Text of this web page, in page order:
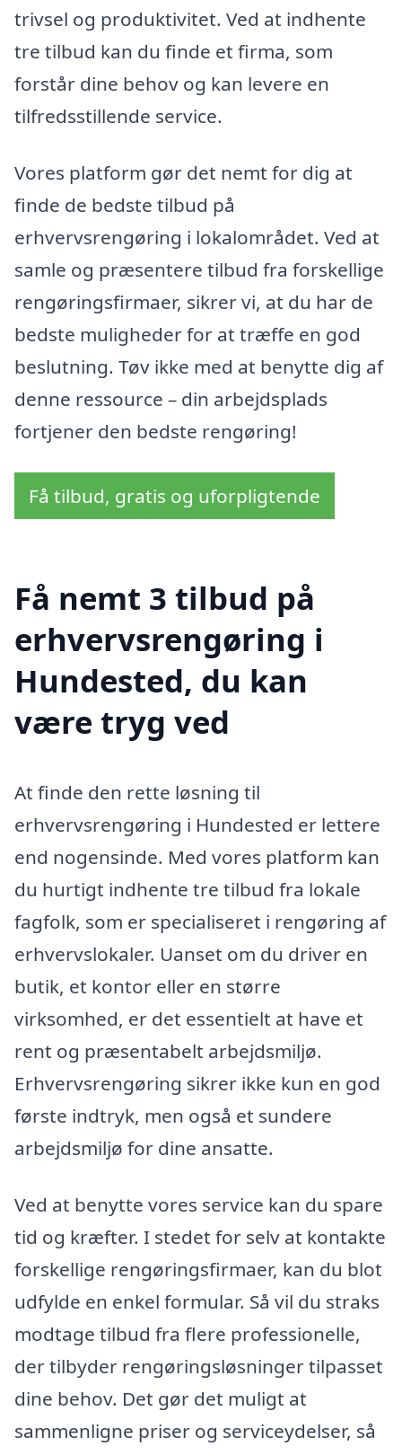
trivsel og produktivitet. Ved at indhente
tre tilbud kan du finde et firma, som
forstår dine behov og kan levere en
tilfredsstillende service.
Vores platform gør det nemt for dig at
finde de bedste tilbud på
erhvervsrengøring i lokalområdet. Ved at
samle og præsentere tilbud fra forskellige
rengøringsfirmaer, sikrer vi, at du har de
bedste muligheder for at træffe en god
beslutning. Tøv ikke med at benytte dig af
denne ressource – din arbejdsplads
fortjener den bedste rengøring!
Få tilbud, gratis og uforpligtende
Få nemt 3 tilbud på
erhvervsrengøring i
Hundested, du kan
være tryg ved
At finde den rette løsning til
erhvervsrengøring i Hundested er lettere
end nogensinde. Med vores platform kan
du hurtigt indhente tre tilbud fra lokale
fagfolk, som er specialiseret i rengøring af
erhvervslokaler. Uanset om du driver en
butik, et kontor eller en større
virksomhed, er det essentielt at have et
rent og præsentabelt arbejdsmiljø.
Erhvervsrengøring sikrer ikke kun en god
første indtryk, men også et sundere
arbejdsmiljø for dine ansatte.
Ved at benytte vores service kan du spare
tid og kræfter. I stedet for selv at kontakte
forskellige rengøringsfirmaer, kan du blot
udfylde en enkel formular. Så vil du straks
modtage tilbud fra flere professionelle,
der tilbyder rengøringsløsninger tilpasset
dine behov. Det gør det muligt at
sammenligne priser og serviceydelser, så